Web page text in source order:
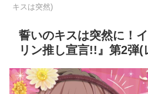
キスは突然)
誓いのキスは突然に！
リン推し宣言!!』第2弾(